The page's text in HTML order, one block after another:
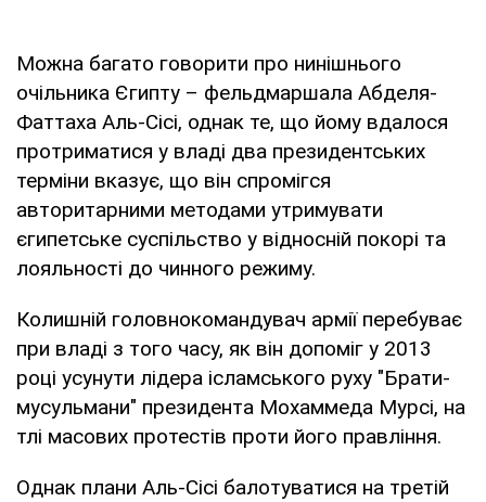
Можна багато говорити про нинішнього
очільника Єгипту – фельдмаршала Абделя-
Фаттаха Аль-Сісі, однак те, що йому вдалося
протриматися у владі два президентських
терміни вказує, що він спромігся
авторитарними методами утримувати
єгипетське суспільство у відносній покорі та
лояльності до чинного режиму.
Колишній головнокомандувач армії перебуває
при владі з того часу, як він допоміг у 2013
році усунути лідера ісламського руху "Брати-
мусульмани" президента Мохаммеда Мурсі, на
тлі масових протестів проти його правління.
Однак плани Аль-Сісі балотуватися на третій